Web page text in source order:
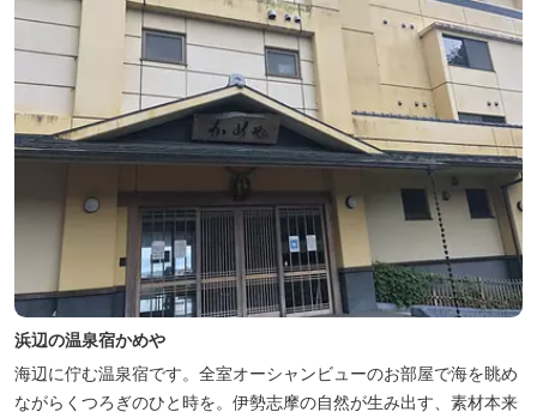
浜辺の温泉宿かめや
海辺に佇む温泉宿です。全室オーシャンビューのお部屋で海を眺め
ながらくつろぎのひと時を。伊勢志摩の自然が生み出す、素材本来